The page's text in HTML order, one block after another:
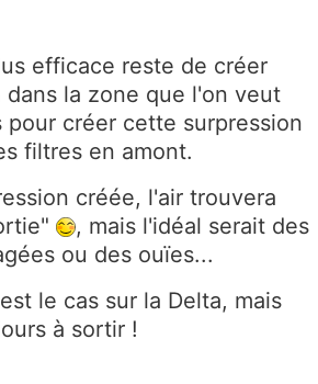
efficace reste de créer
dans la zone que l'on veut
pour créer cette surpression
filtres en amont.
créée, l'air trouvera
, mais l'idéal serait des
ou des ouïes...
le cas sur la Delta, mais
à sortir !